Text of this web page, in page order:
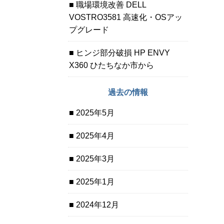
職場環境改善 DELL
VOSTRO3581 高速化・OSアッ
プグレード
ヒンジ部分破損 HP ENVY
X360 ひたちなか市から
過去の情報
2025年5月
2025年4月
2025年3月
2025年1月
2024年12月